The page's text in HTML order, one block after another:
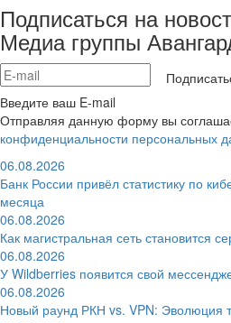
Подписаться на
Медиа группы
Введите ваш E-mail
Отправляя данную форму вы
конфиденциальности персональных
06.08.2026
Банк России привёл статистику по
месяца
06.08.2026
Как магистральная сеть становится
06.08.2026
У Wildberries появится свой
06.08.2026
Новый раунд РКН vs. VPN: Эволюция